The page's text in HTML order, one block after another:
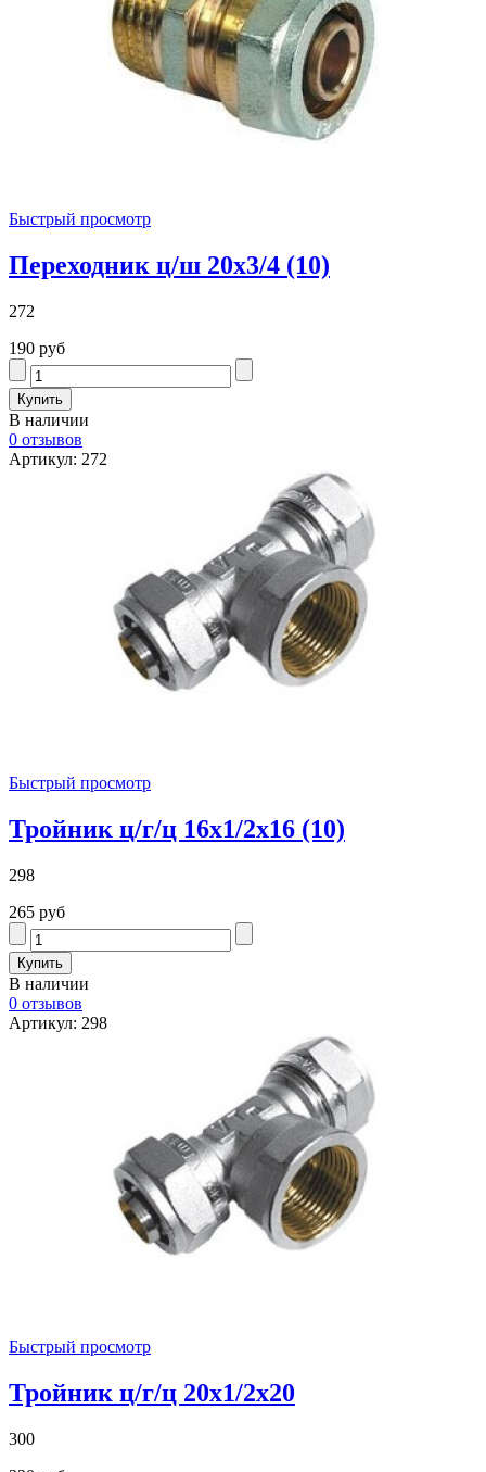
Быстрый просмотр
Переходник ц/ш 20х3/4 (10)
272
190 руб
В наличии
0 отзывов
Артикул: 272
Быстрый просмотр
Тройник ц/г/ц 16х1/2х16 (10)
298
265 руб
В наличии
0 отзывов
Артикул: 298
Быстрый просмотр
Тройник ц/г/ц 20х1/2х20
300